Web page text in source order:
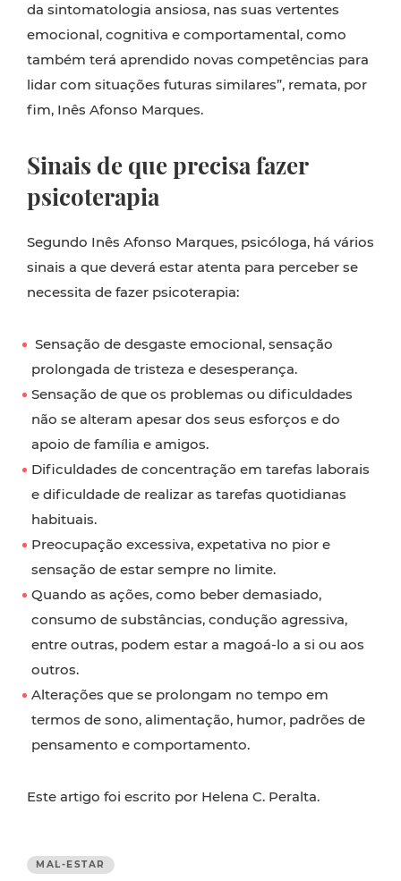
da sintomatologia ansiosa, nas suas vertentes
emocional, cognitiva e comportamental, como
também terá aprendido novas competências para
lidar com situações futuras similares”, remata, por
fim, Inês Afonso Marques.
Sinais de que precisa fazer
psicoterapia
Segundo Inês Afonso Marques, psicóloga, há vários
sinais a que deverá estar atenta para perceber se
necessita de fazer psicoterapia:
Sensação de desgaste emocional, sensação
prolongada de tristeza e desesperança.
Sensação de que os problemas ou dificuldades
não se alteram apesar dos seus esforços e do
apoio de família e amigos.
Dificuldades de concentração em tarefas laborais
e dificuldade de realizar as tarefas quotidianas
habituais.
Preocupação excessiva, expetativa no pior e
sensação de estar sempre no limite.
Quando as ações, como beber demasiado,
consumo de substâncias, condução agressiva,
entre outras, podem estar a magoá-lo a si ou aos
outros.
Alterações que se prolongam no tempo em
termos de sono, alimentação, humor, padrões de
pensamento e comportamento.
Este artigo foi escrito por Helena C. Peralta.
MAL-ESTAR